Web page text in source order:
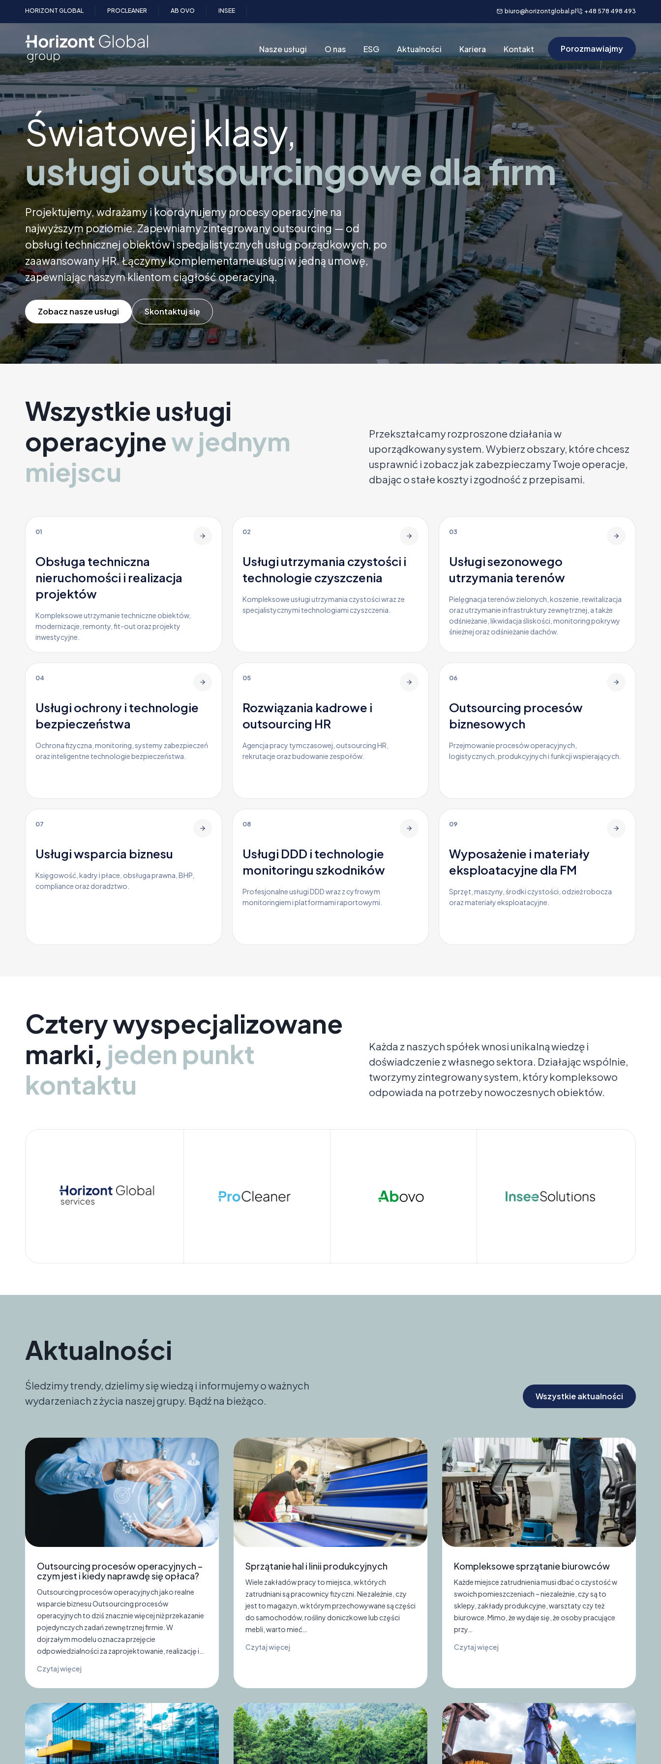
HORIZONT GLOBAL PROCLEANER AB OVO INSEE biuro@horizontglobal.pl +48 578 498 493
Nasze usługi O nas ESG Aktualności Kariera Kontakt Porozmawiajmy
Światowej klasy,
usługi outsourcingowe dla firm
Projektujemy, wdrażamy i koordynujemy procesy operacyjne na
najwyższym poziomie. Zapewniamy zintegrowany outsourcing — od
obsługi technicznej obiektów i specjalistycznych usług porządkowych, po
zaawansowany HR. Łączymy komplementarne usługi w jedną umowę,
zapewniając naszym klientom ciągłość operacyjną.
Zobacz nasze usługi Skontaktuj się
Wszystkie usługi
operacyjnew jednym
miejscu
Przekształcamy rozproszone działania w
uporządkowany system. Wybierz obszary, które chcesz
usprawnić i zobacz jak zabezpieczamy Twoje operacje,
dbając o stałe koszty i zgodność z przepisami.
01
Obsługa techniczna
nieruchomości i realizacja
projektów
Kompleksowe utrzymanie techniczne obiektów,
modernizacje, remonty, fit-out oraz projekty
inwestycyjne.
02
Usługi utrzymania czystości i
technologie czyszczenia
Kompleksowe usługi utrzymania czystości wraz ze
specjalistycznymi technologiami czyszczenia.
03
Usługi sezonowego
utrzymania terenów
Pielęgnacja terenów zielonych, koszenie, rewitalizacja
oraz utrzymanie infrastruktury zewnętrznej, a także
odśnieżanie, likwidacja śliskości, monitoring pokrywy
śnieżnej oraz odśnieżanie dachów.
04
Usługi ochrony i technologie
bezpieczeństwa
Ochrona fizyczna, monitoring, systemy zabezpieczeń
oraz inteligentne technologie bezpieczeństwa.
05
Rozwiązania kadrowe i
outsourcing HR
Agencja pracy tymczasowej, outsourcing HR,
rekrutacje oraz budowanie zespołów.
06
Outsourcing procesów
biznesowych
Przejmowanie procesów operacyjnych,
logistycznych, produkcyjnych i funkcji wspierających.
07
Usługi wsparcia biznesu
Księgowość, kadry i płace, obsługa prawna, BHP,
compliance oraz doradztwo.
08
Usługi DDD i technologie
monitoringu szkodników
Profesjonalne usługi DDD wraz z cyfrowym
monitoringiem i platformami raportowymi.
09
Wyposażenie i materiały
eksploatacyjne dla FM
Sprzęt, maszyny, środki czystości, odzież robocza
oraz materiały eksploatacyjne.
Cztery wyspecjalizowane
marki, jeden punkt
kontaktu
Każda z naszych spółek wnosi unikalną wiedzę i
doświadczenie z własnego sektora. Działając wspólnie,
tworzymy zintegrowany system, który kompleksowo
odpowiada na potrzeby nowoczesnych obiektów.
Aktualności
Śledzimy trendy, dzielimy się wiedzą i informujemy o ważnych
wydarzeniach z życia naszej grupy. Bądź na bieżąco.
Wszystkie aktualności
Outsourcing procesów operacyjnych –
czym jest i kiedy naprawdę się opłaca?
Outsourcing procesów operacyjnych jako realne
wsparcie biznesu Outsourcing procesów
operacyjnych to dziś znacznie więcej niż przekazanie
pojedynczych zadań zewnętrznej firmie. W
dojrzałym modelu oznacza przejęcie
odpowiedzialności za zaprojektowanie, realizację i…
Czytaj więcej
s
o
u
r
c
Sprzątanie hal i linii produkcyjnych
Wiele zakładów pracy to miejsca, w których
zatrudniani są pracownicy fizyczni. Niezależnie, czy
jest to magazyn, w którym przechowywane są części
do samochodów, rośliny doniczkowe lub części
mebli, warto mieć…
Czytaj więcej
t
a
n
i
e
Kompleksowe sprzątanie biurowców
Każde miejsce zatrudnienia musi dbać o czystość w
swoich pomieszczeniach – niezależnie, czy są to
sklepy, zakłady produkcyjne, warsztaty czy też
biurowce. Mimo, że wydaje się, że osoby pracujące
przy…
Czytaj więcej
e
o
w